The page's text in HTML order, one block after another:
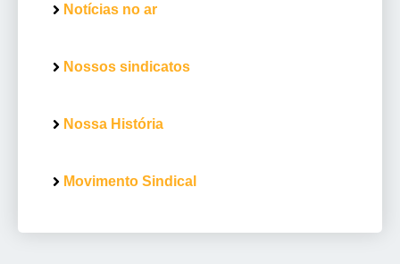
Notícias no ar
Nossos sindicatos
Nossa História
Movimento Sindical